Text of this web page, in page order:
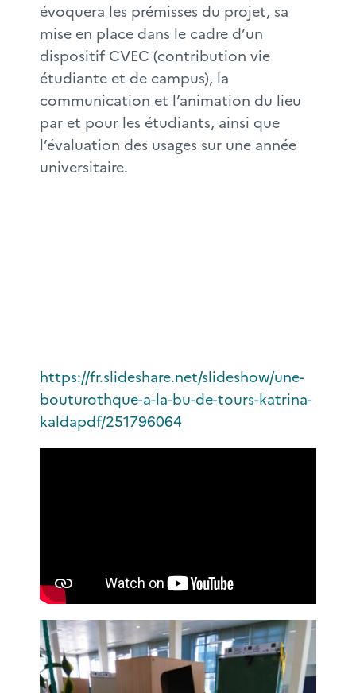
évoquera les prémisses du projet, sa
mise en place dans le cadre d’un
dispositif CVEC (contribution vie
étudiante et de campus), la
communication et l’animation du lieu
par et pour les étudiants, ainsi que
l’évaluation des usages sur une année
universitaire.
https://fr.slideshare.net/slideshow/une-
bouturothque-a-la-bu-de-tours-katrina-
kaldapdf/251796064